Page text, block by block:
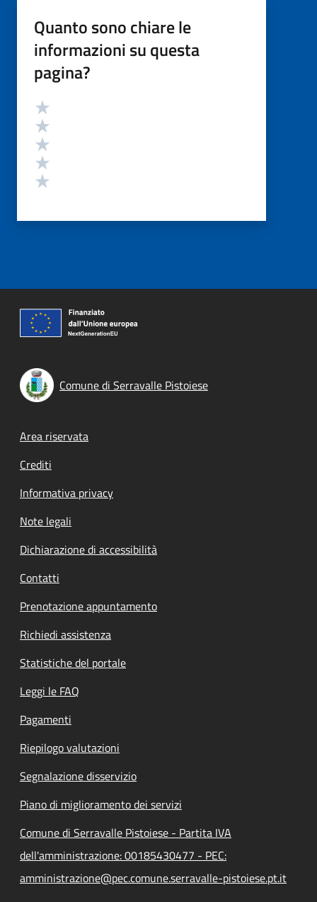
Quanto sono chiare le
informazioni su questa
pagina?
Valutazione
Comune di Serravalle Pistoiese
Footer menu
Area riservata
Crediti
Informativa privacy
Note legali
Dichiarazione di accessibilità
Contatti
Prenotazione appuntamento
Richiedi assistenza
Statistiche del portale
Leggi le FAQ
Pagamenti
Riepilogo valutazioni
Segnalazione disservizio
Piano di miglioramento dei servizi
Comune di Serravalle Pistoiese - Partita IVA
dell'amministrazione: 00185430477 - PEC:
amministrazione@pec.comune.serravalle-pistoiese.pt.it